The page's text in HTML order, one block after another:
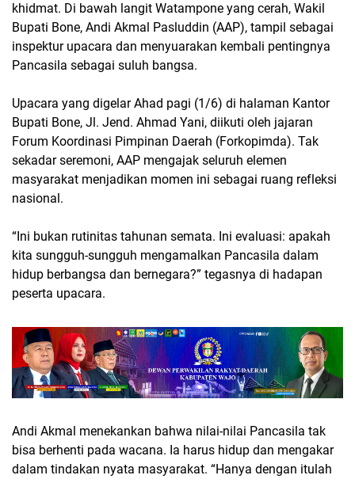
khidmat. Di bawah langit Watampone yang cerah, Wakil
Bupati Bone, Andi Akmal Pasluddin (AAP), tampil sebagai
inspektur upacara dan menyuarakan kembali pentingnya
Pancasila sebagai suluh bangsa.
Upacara yang digelar Ahad pagi (1/6) di halaman Kantor
Bupati Bone, Jl. Jend. Ahmad Yani, diikuti oleh jajaran
Forum Koordinasi Pimpinan Daerah (Forkopimda). Tak
sekadar seremoni, AAP mengajak seluruh elemen
masyarakat menjadikan momen ini sebagai ruang refleksi
nasional.
“Ini bukan rutinitas tahunan semata. Ini evaluasi: apakah
kita sungguh-sungguh mengamalkan Pancasila dalam
hidup berbangsa dan bernegara?” tegasnya di hadapan
peserta upacara.
Andi Akmal menekankan bahwa nilai-nilai Pancasila tak
bisa berhenti pada wacana. Ia harus hidup dan mengakar
dalam tindakan nyata masyarakat. “Hanya dengan itulah